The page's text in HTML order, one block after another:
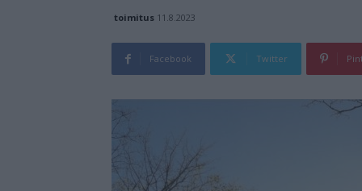
toimitus 11.8.2023
Facebook Twitter